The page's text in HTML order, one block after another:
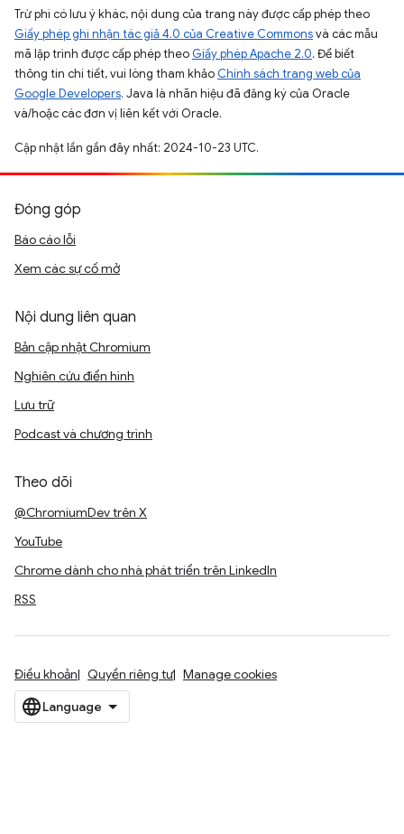
Trừ phi có lưu ý khác, nội dung của trang này được cấp phép theo
Giấy phép ghi nhận tác giả 4.0 của Creative Commonsvà các mẫu
mã lập trình được cấp phép theo Giấy phép Apache 2.0. Để biết
thông tin chi tiết, vui lòng tham khảo Chính sách trang web của
Google Developers. Java là nhãn hiệu đã đăng ký của Oracle
và/hoặc các đơn vị liên kết với Oracle.
Cập nhật lần gần đây nhất: 2024-10-23 UTC.
Đóng góp
Báo cáo lỗi
Xem các sự cố mở
Nội dung liên quan
Bản cập nhật Chromium
Nghiên cứu điển hình
Lưu trữ
Podcast và chương trình
Theo dõi
@ChromiumDev trên X
YouTube
Chrome dành cho nhà phát triển trên LinkedIn
RSS
Điều khoản Quyền riêng tư Manage cookies